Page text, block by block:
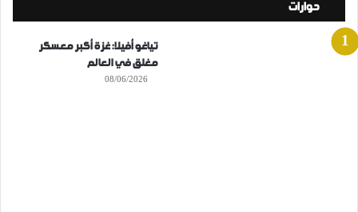
حوارات
تياغو أفيلا: غزة أكبر معسكر
مغلق في العالم
08/06/2026